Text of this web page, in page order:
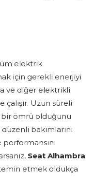
elektrik
için gerekli enerjiyi
ve diğer elektrikli
çalışır. Uzun süreli
ömrü olduğunu
bakımlarını
Seat Alhambra
etmek oldukça